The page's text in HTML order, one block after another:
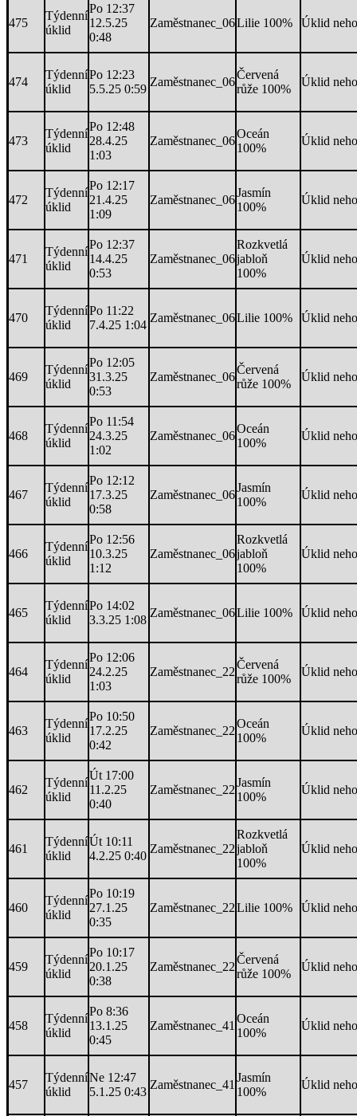
475
Týdenní
úklid
Po 12:37
12.5.25
0:48
Zaměstnanec_06Lilie 100% Úklid
474
Týdenní
úklid
Po 12:23
5.5.25 0:59
Zaměstnanec_06
Červená
růže 100%
Úklid
473
Týdenní
úklid
Po 12:48
28.4.25
1:03
Zaměstnanec_06
Oceán
100%
Úklid
472
Týdenní
úklid
Po 12:17
21.4.25
1:09
Zaměstnanec_06
Jasmín
100%
Úklid
471
Týdenní
úklid
Po 12:37
14.4.25
0:53
Zaměstnanec_06
Rozkvetlá
jabloň
100%
Úklid
470
Týdenní
úklid
Po 11:22
7.4.25 1:04
Zaměstnanec_06Lilie 100% Úklid
469
Týdenní
úklid
Po 12:05
31.3.25
0:53
Zaměstnanec_06
Červená
růže 100%
Úklid
468
Týdenní
úklid
Po 11:54
24.3.25
1:02
Zaměstnanec_06
Oceán
100%
Úklid
467
Týdenní
úklid
Po 12:12
17.3.25
0:58
Zaměstnanec_06
Jasmín
100%
Úklid
466
Týdenní
úklid
Po 12:56
10.3.25
1:12
Zaměstnanec_06
Rozkvetlá
jabloň
100%
Úklid
465
Týdenní
úklid
Po 14:02
3.3.25 1:08
Zaměstnanec_06Lilie 100% Úklid
464
Týdenní
úklid
Po 12:06
24.2.25
1:03
Zaměstnanec_22
Červená
růže 100%
Úklid
463
Týdenní
úklid
Po 10:50
17.2.25
0:42
Zaměstnanec_22
Oceán
100%
Úklid
462
Týdenní
úklid
Út 17:00
11.2.25
0:40
Zaměstnanec_22
Jasmín
100%
Úklid
461
Týdenní
úklid
Út 10:11
4.2.25 0:40
Zaměstnanec_22
Rozkvetlá
jabloň
100%
Úklid
460
Týdenní
úklid
Po 10:19
27.1.25
0:35
Zaměstnanec_22Lilie 100% Úklid
459
Týdenní
úklid
Po 10:17
20.1.25
0:38
Zaměstnanec_22
Červená
růže 100%
Úklid
458
Týdenní
úklid
Po 8:36
13.1.25
0:45
Zaměstnanec_41
Oceán
100%
Úklid
457
Týdenní
úklid
Ne 12:47
5.1.25 0:43
Zaměstnanec_41
Jasmín
100%
Úklid